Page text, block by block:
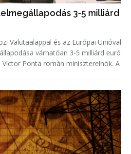
3-5 milliárd
Valutaalappal és az Európai Unióval
várhatóan 3-5 milliárd euró
Ponta román miniszterelnök. A